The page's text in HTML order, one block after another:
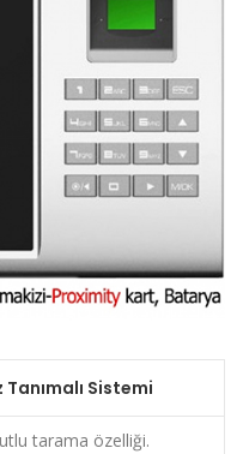
Tanımalı Sistemi
tarama özelliği.